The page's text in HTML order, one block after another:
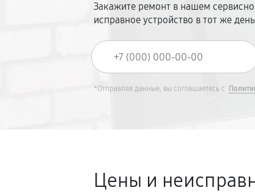
Закажите ремонт в нашем
исправное устройство в тот же день
*Отправляя данные, вы соглашаетесь с
Цены и